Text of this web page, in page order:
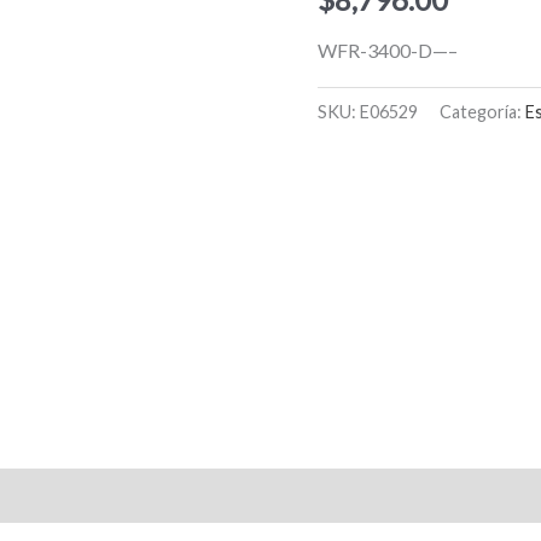
WFR-3400-D—–
SKU:E06529 Categoría: